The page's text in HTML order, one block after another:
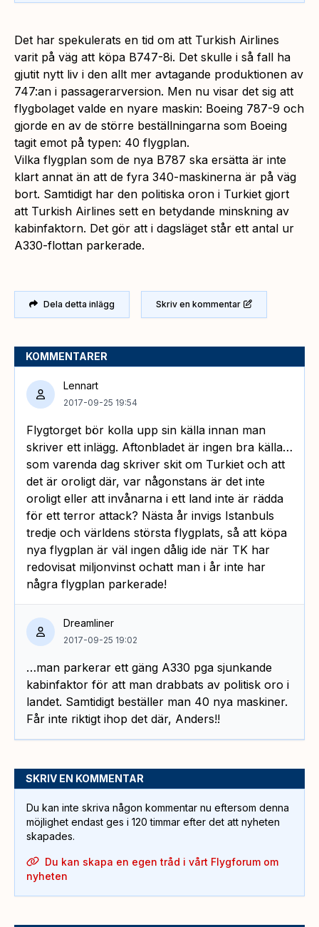
Det har spekulerats en tid om att Turkish Airlines
varit på väg att köpa B747-8i. Det skulle i så fall ha
gjutit nytt liv i den allt mer avtagande produktionen av
747:an i passagerarversion. Men nu visar det sig att
flygbolaget valde en nyare maskin: Boeing 787-9 och
gjorde en av de större beställningarna som Boeing
tagit emot på typen: 40 flygplan.
Vilka flygplan som de nya B787 ska ersätta är inte
klart annat än att de fyra 340-maskinerna är på väg
bort. Samtidigt har den politiska oron i Turkiet gjort
att Turkish Airlines sett en betydande minskning av
kabinfaktorn. Det gör att i dagsläget står ett antal ur
A330-flottan parkerade.
Dela detta inlägg Skriv en kommentar
KOMMENTARER
Lennart
2017-09-25 19:54
Flygtorget bör kolla upp sin källa innan man
skriver ett inlägg. Aftonbladet är ingen bra källa…
som varenda dag skriver skit om Turkiet och att
det är oroligt där, var någonstans är det inte
oroligt eller att invånarna i ett land inte är rädda
för ett terror attack? Nästa år invigs Istanbuls
tredje och världens största flygplats, så att köpa
nya flygplan är väl ingen dålig ide när TK har
redovisat miljonvinst ochatt man i år inte har
några flygplan parkerade!
Dreamliner
2017-09-25 19:02
…man parkerar ett gäng A330 pga sjunkande
kabinfaktor för att man drabbats av politisk oro i
landet. Samtidigt beställer man 40 nya maskiner.
Får inte riktigt ihop det där, Anders!!
SKRIV EN KOMMENTAR
Du kan inte skriva någon kommentar nu eftersom denna
möjlighet endast ges i 120 timmar efter det att nyheten
skapades.
Du kan skapa en egen tråd i vårt Flygforum om
nyheten